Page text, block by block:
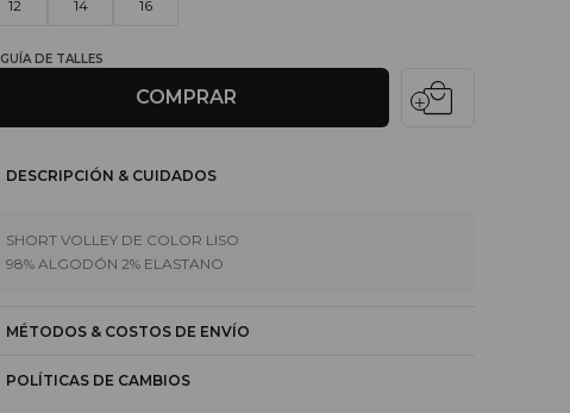
12 14 16
GUÍA DE TALLES
COMPRAR local_mall
DESCRIPCIÓN & CUIDADOS
SHORT VOLLEY DE COLOR LISO
98% ALGODÓN 2% ELASTANO
MÉTODOS & COSTOS DE ENVÍO
POLÍTICAS DE CAMBIOS